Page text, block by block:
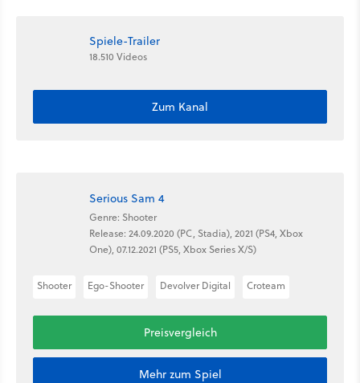
Spiele-Trailer
18.510 Videos
Zum Kanal
Serious Sam 4
Genre: Shooter
Release: 24.09.2020 (PC, Stadia), 2021 (PS4, Xbox
One), 07.12.2021 (PS5, Xbox Series X/S)
Shooter Ego-Shooter Devolver Digital Croteam
Preisvergleich
Mehr zum Spiel